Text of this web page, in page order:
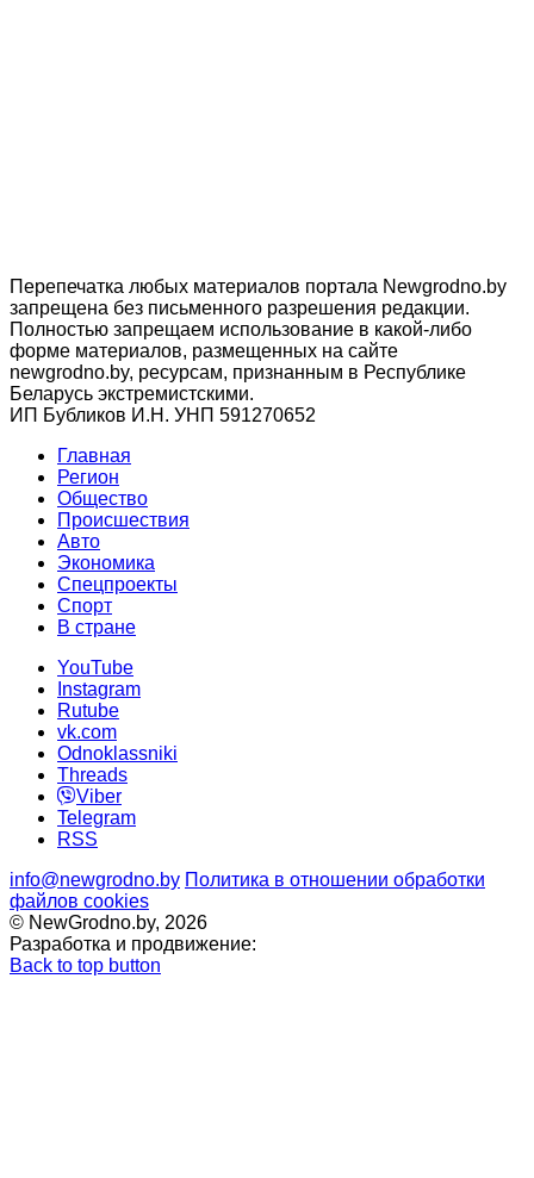
Перепечатка любых материалов портала Newgrodno.by
запрещена без письменного разрешения редакции.
Полностью запрещаем использование в какой-либо
форме материалов, размещенных на сайте
newgrodno.by, ресурсам, признанным в Республике
Беларусь экстремистскими.
ИП Бубликов И.Н. УНП 591270652
Главная
Регион
Общество
Происшествия
Авто
Экономика
Спецпроекты
Cпорт
В стране
YouTube
Instagram
Rutube
vk.com
Odnoklassniki
Threads
Viber
Telegram
RSS
info@newgrodno.by Политика в отношении обработки
файлов cookies
© NewGrodno.by, 2026
Разработка и продвижение:
Back to top button